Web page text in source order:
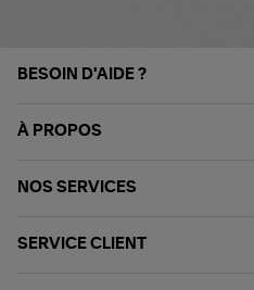
BESOIN D'AIDE ?
À PROPOS
NOS SERVICES
SERVICE CLIENT